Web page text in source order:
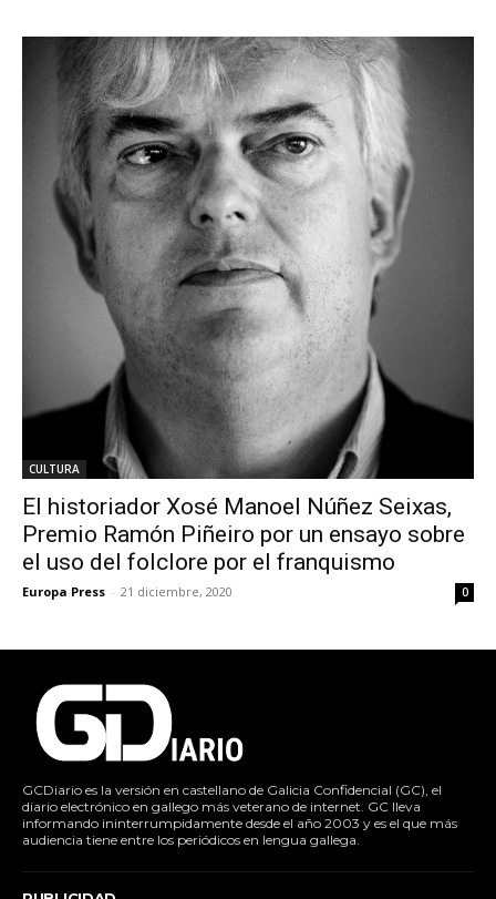
CULTURA
El historiador Xosé Manoel Núñez Seixas,
Premio Ramón Piñeiro por un ensayo sobre
el uso del folclore por el franquismo
Europa Press - 21 diciembre, 2020 0
GCDiario es la versión en castellano de Galicia Confidencial (GC), el
diario electrónico en gallego más veterano de internet. GC lleva
informando ininterrumpidamente desde el año 2003 y es el que más
audiencia tiene entre los periódicos en lengua gallega.